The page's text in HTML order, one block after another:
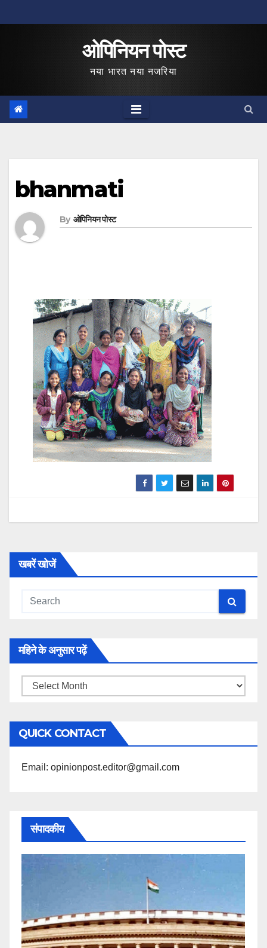
to
ओपिनियन पोस्ट
नया भारत नया नजरिया
bhanmati
By ओपिनियन पोस्ट
खबरें खोजें
महिने के अनुसार पढ़ें
महिने
अनुसार
पढ़ें
QUICK CONTACT
Email: opinionpost.editor@gmail.com
संपादकीय